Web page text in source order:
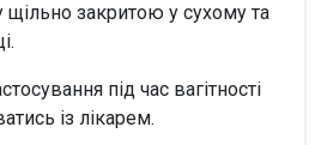
щільно закритою у сухому та
під час вагітності
із лікарем.